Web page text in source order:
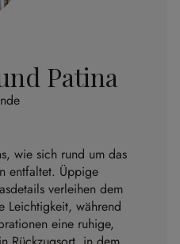
Patina
wie sich rund um das
entfaltet. Üppige
verleihen dem
Leichtigkeit, während
eine ruhige,